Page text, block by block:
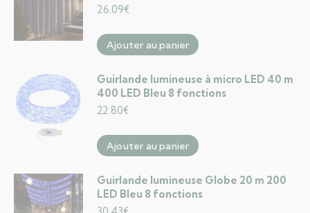
26.09€
Ajouter au panier
Guirlande lumineuse à micro LED 40 m
400 LED Bleu 8 fonctions
22.80€
Ajouter au panier
Guirlande lumineuse Globe 20 m 200
LED Bleu 8 fonctions